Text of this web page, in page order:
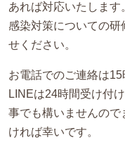
あれば対応いたします
感染対策についての
せください。
お電話でのご連絡は15
LINEは24時間受け付
事でも構いませんの
ければ幸いです。